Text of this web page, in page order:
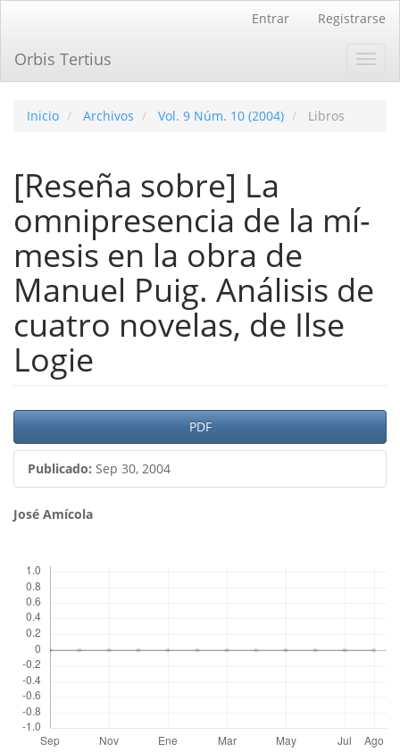
principal
Barra
Entrar Registrarse
Orbis Tertius
Inicio Archivos Vol. 9 Núm. 10 (2004) Libros
[Reseña sobre] La
omnipresencia de la mí­
mesis en la obra de
Manuel Puig. Análisis de
cuatro novelas, de Ilse
Logie
Barra
lateral
del
artículo
PDF
Publicado: Sep 30, 2004
Contenido
del
artículo
José Amícola